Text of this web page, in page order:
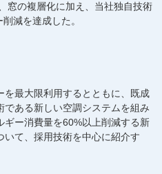
窓の複層化に加え、当社独自技術
減を達成した。
最大限利用するとともに、既成
ある新しい空調システムを組み
ー消費量を60%以上削減する新
て、採用技術を中心に紹介す